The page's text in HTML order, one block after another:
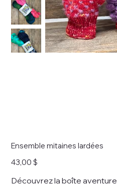
Ensemble mitaines lardées
Prix
43,00 $
Découvrez la boîte aventure